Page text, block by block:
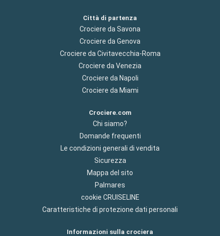
Città di partenza
Crociere da Savona
Crociere da Genova
Crociere da Civitavecchia-Roma
Crociere da Venezia
Crociere da Napoli
Crociere da Miami
Crociere.com
Chi siamo?
Domande frequenti
Le condizioni generali di vendita
Sicurezza
Mappa del sito
Palmares
cookie CRUISELINE
Caratteristiche di protezione dati personali
Informazioni sulla crociera